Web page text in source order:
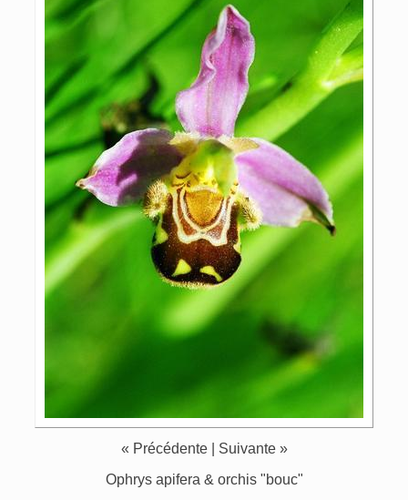
« Précédente| Suivante»
Ophrys apifera & orchis "bouc"